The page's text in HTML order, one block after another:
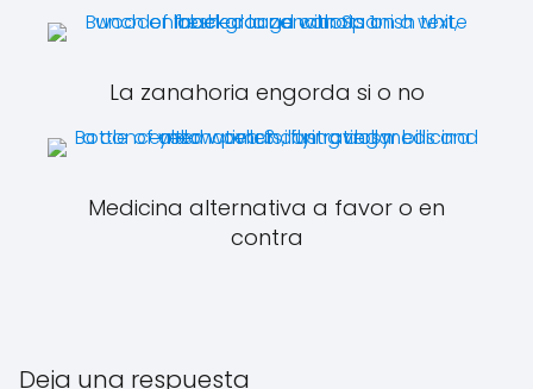
La zanahoria engorda si o no
Medicina alternativa a favor o en
contra
Deja una respuesta